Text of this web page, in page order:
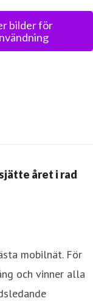
bilder för
året i rad
mobilnät. För
och vinner alla